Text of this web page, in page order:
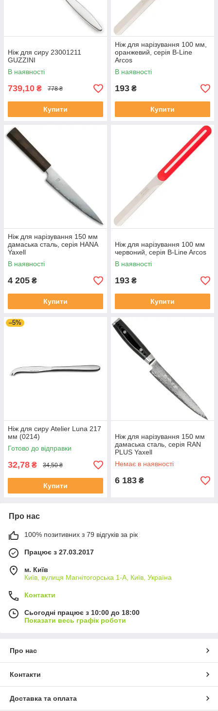
Ніж для сиру 23001211
GUZZINI
В наявності
739,10 ₴ 778 ₴
Купити
Ніж для нарізування 100 мм,
оранжевий, серія B-Line
Arcos
В наявності
193 ₴
Купити
Ніж для нарізування 150 мм
дамаська сталь, серія HANA
Yaxell
В наявності
4 205 ₴
Купити
Ніж для нарізування 100 мм
червоний, серія B-Line Arcos
В наявності
193 ₴
Купити
–5%
Ніж для сиру Atelier Luna 217
мм (0214)
Готово до відправки
32,78 ₴ 34,50 ₴
Купити
Ніж для нарізування 150 мм
дамаська сталь, серія RAN
PLUS Yaxell
Немає в наявності
6 183 ₴
Про нас
100% позитивних з 79 відгуків за рік
Працює з 27.03.2017
м. Київ
Київ, вулиця Магнітогорська 1-А, Київ, Україна
Контакти
Сьогодні працює з 10:00 до 18:00
Показати весь графік роботи
Про нас
Контакти
Доставка та оплата